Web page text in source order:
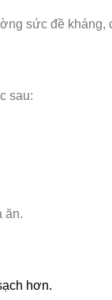
sức đề kháng,
sau:
ăn.
hơn.